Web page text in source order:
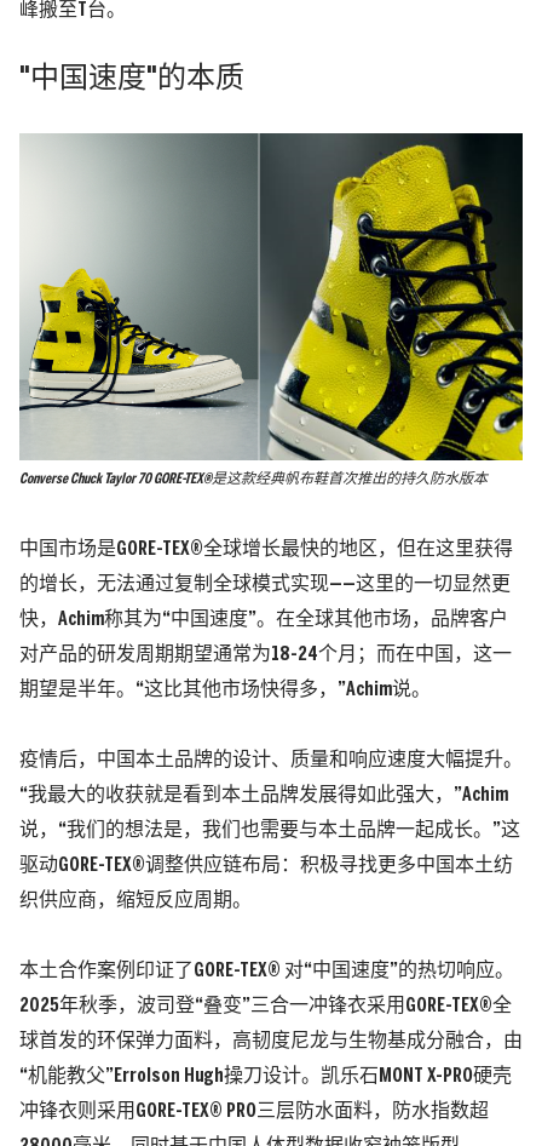
峰搬至T台。
"中国速度"的本质
Converse Chuck Taylor 70 GORE-TEX®是这款经典帆布鞋首次推出的持久防水版本
中国市场是GORE-TEX®全球增长最快的地区，但在这里获得
的增长，无法通过复制全球模式实现——这里的一切显然更
快，Achim称其为“中国速度”。 在全球其他市场，品牌客户
对产品的研发周期期望通常为18-24个月；而在中国，这一
期望是半年。 “这比其他市场快得多，”Achim说。
疫情后，中国本土品牌的设计、质量和响应速度大幅提升。
“我最大的收获就是看到本土品牌发展得如此强大，”Achim
说，“我们的想法是，我们也需要与本土品牌一起成长。”这
驱动GORE-TEX®调整供应链布局：积极寻找更多中国本土纺
织供应商，缩短反应周期。
本土合作案例印证了GORE-TEX® 对“中国速度”的热切响应。
2025年秋季，波司登“叠变”三合一冲锋衣采用GORE-TEX®全
球首发的环保弹力面料，高韧度尼龙与生物基成分融合，由
“机能教父”Errolson Hugh操刀设计。凯乐石MONT X-PRO硬壳
冲锋衣则采用GORE-TEX® PRO三层防水面料，防水指数超